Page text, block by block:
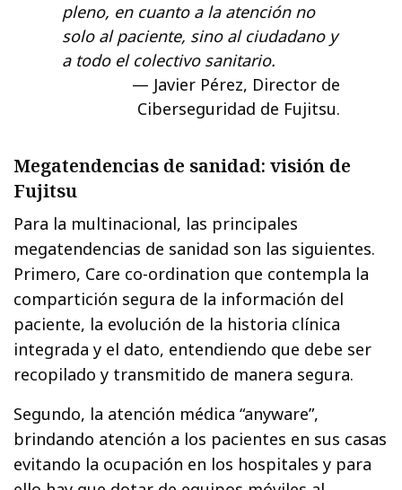
pleno, en cuanto a la atención no
solo al paciente, sino al ciudadano y
a todo el colectivo sanitario.
Javier Pérez, Director de
Ciberseguridad de Fujitsu.
Megatendencias de sanidad: visión de
Fujitsu
Para la multinacional, las principales
megatendencias de sanidad son las siguientes.
Primero, Care co-ordination que contempla la
compartición segura de la información del
paciente, la evolución de la historia clínica
integrada y el dato, entendiendo que debe ser
recopilado y transmitido de manera segura.
Segundo, la atención médica “anyware”,
brindando atención a los pacientes en sus casas
evitando la ocupación en los hospitales y para